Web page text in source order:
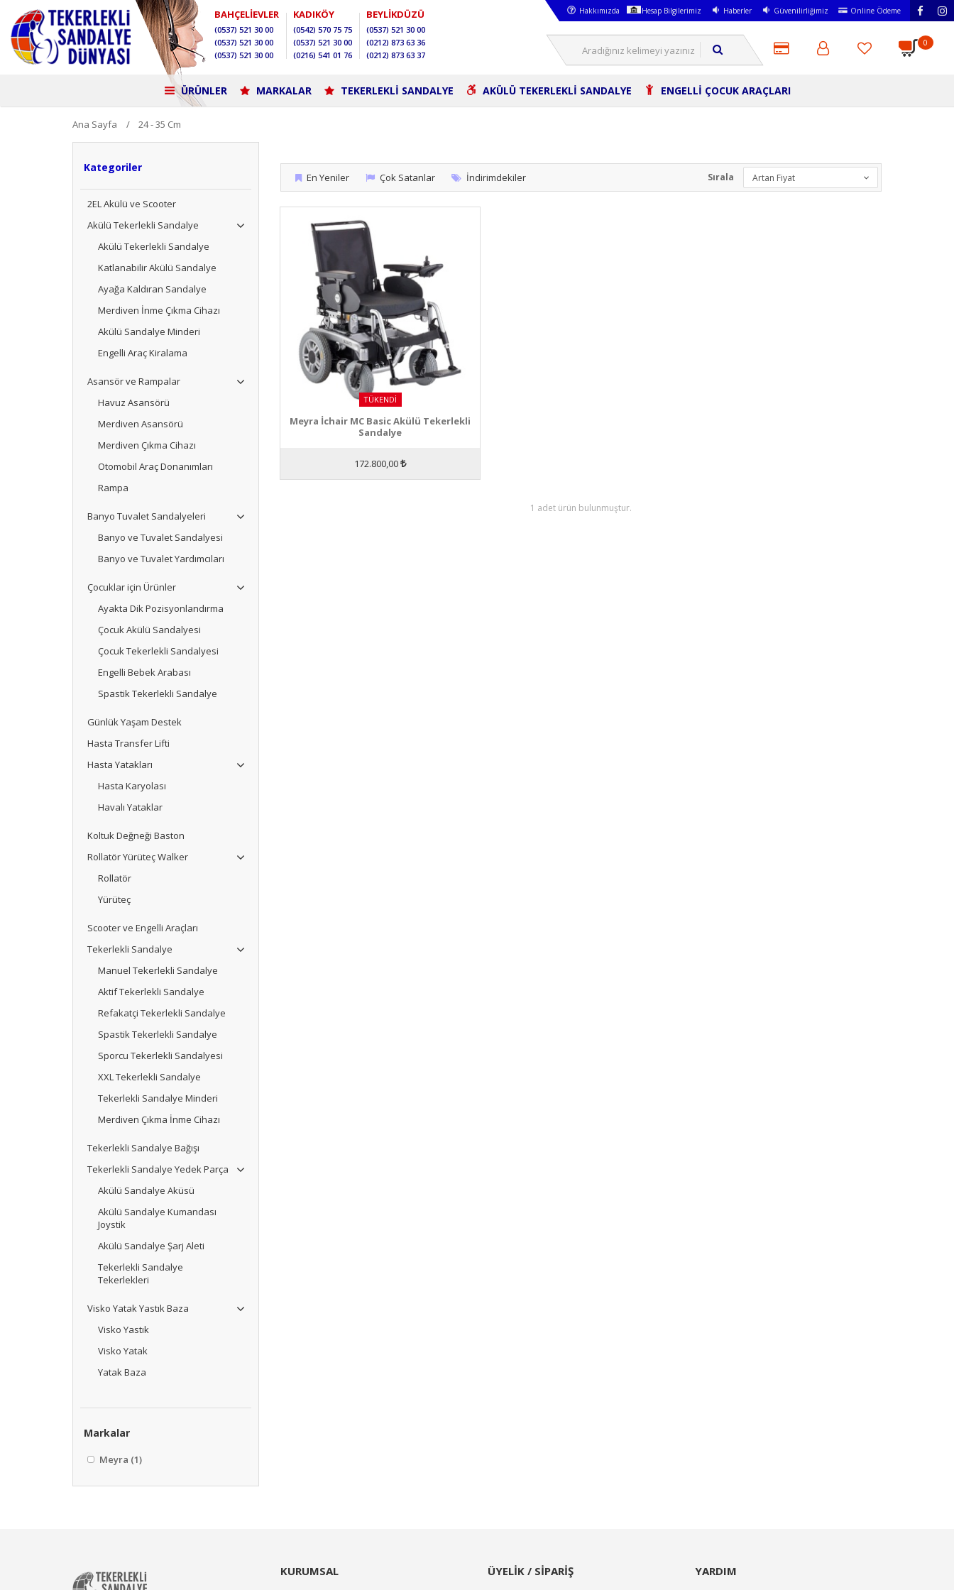
BAHÇELİEVLER
(0537) 521 30 00
(0537) 521 30 00
(0537) 521 30 00
KADIKÖY
(0542) 570 75 75
(0537) 521 30 00
(0216) 541 01 76
BEYLİKDÜZÜ
(0537) 521 30 00
(0212) 873 63 36
(0212) 873 63 37
Hakkımızda Hesap Bilgilerimiz Haberler Güvenilirliğimiz Online Ödeme
0
ÜRÜNLER MARKALAR TEKERLEKLİ SANDALYE AKÜLÜ TEKERLEKLİ SANDALYE ENGELLİ ÇOCUK ARAÇLARI
Ana Sayfa 24 - 35 Cm
Kategoriler
2EL Akülü ve Scooter
Akülü Tekerlekli Sandalye
Akülü Tekerlekli Sandalye
Katlanabilir Akülü Sandalye
Ayağa Kaldıran Sandalye
Merdiven İnme Çıkma Cihazı
Akülü Sandalye Minderi
Engelli Araç Kiralama
Asansör ve Rampalar
Havuz Asansörü
Merdiven Asansörü
Merdiven Çıkma Cihazı
Otomobil Araç Donanımları
Rampa
Banyo Tuvalet Sandalyeleri
Banyo ve Tuvalet Sandalyesi
Banyo ve Tuvalet Yardımcıları
Çocuklar için Ürünler
Ayakta Dik Pozisyonlandırma
Çocuk Akülü Sandalyesi
Çocuk Tekerlekli Sandalyesi
Engelli Bebek Arabası
Spastik Tekerlekli Sandalye
Günlük Yaşam Destek
Hasta Transfer Lifti
Hasta Yatakları
Hasta Karyolası
Havalı Yataklar
Koltuk Değneği Baston
Rollatör Yürüteç Walker
Rollatör
Yürüteç
Scooter ve Engelli Araçları
Tekerlekli Sandalye
Manuel Tekerlekli Sandalye
Aktif Tekerlekli Sandalye
Refakatçi Tekerlekli Sandalye
Spastik Tekerlekli Sandalye
Sporcu Tekerlekli Sandalyesi
XXL Tekerlekli Sandalye
Tekerlekli Sandalye Minderi
Merdiven Çıkma İnme Cihazı
Tekerlekli Sandalye Bağışı
Tekerlekli Sandalye Yedek Parça
Akülü Sandalye Aküsü
Akülü Sandalye Kumandası
Joystik
Akülü Sandalye Şarj Aleti
Tekerlekli Sandalye
Tekerlekleri
Visko Yatak Yastık Baza
Visko Yastık
Visko Yatak
Yatak Baza
Markalar
Meyra (1)
En Yeniler Çok Satanlar İndirimdekiler Sırala
TÜKENDI
Meyra İchair MC Basic Akülü Tekerlekli
Sandalye
172.800,00
1 adet ürün bulunmuştur.
KURUMSAL ÜYELİK / SİPARİŞ YARDIM